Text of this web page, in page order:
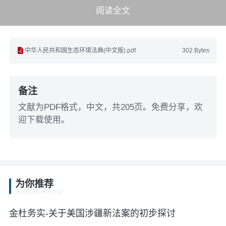
阅读全文
302 Bytes
中华人民共和国生态环境法典(中文版).pdf
备注
文献为PDF格式，中文，共205页。免费分享，欢
迎下载使用。
为你推荐
金杜务实-关于美国涉疆新法案的初步探讨